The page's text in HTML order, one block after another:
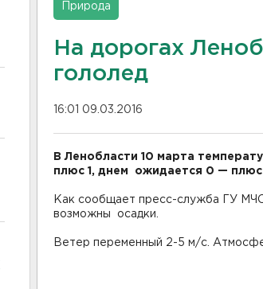
Природа
На дорогах
гололед
16:01 09.03.2016
В Ленобласти 10 марта
плюс 1, днем ожидается 0 — плюс
Как сообщает пресс-служба ГУ
возможны осадки.
Ветер переменный 2-5 м/с.